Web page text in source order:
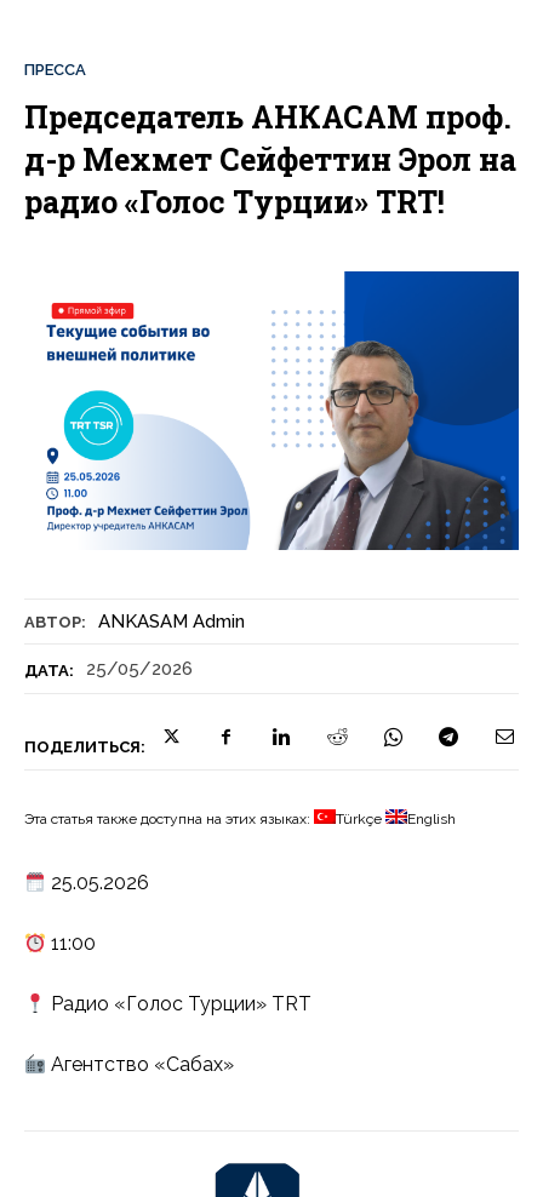
АВТОР: ANKASAM Admin
ДАТА: 25/05/2026
ПОДЕЛИТЬСЯ:
ПРЕССА
Председатель АНКАСАМ проф.
д-р Мехмет Сейфеттин Эрол на
радио «Голос Турции» TRT!
Эта статья также доступна на этих языках: Türkçe English
25.05.2026
11:00
Радио «Голос Турции» TRT
Агентство «Сабах»